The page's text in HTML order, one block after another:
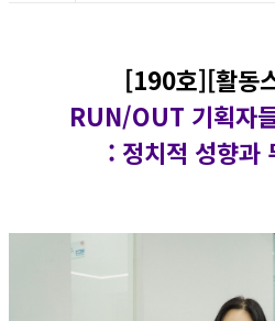
[190호][활동
RUN/OUT 기획자
: 정치적 성향과